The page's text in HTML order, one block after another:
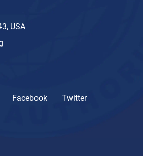
USA
Facebook
Twitter